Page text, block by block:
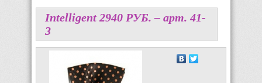
Intelligent 2940 PУБ. – арт. 41-
3